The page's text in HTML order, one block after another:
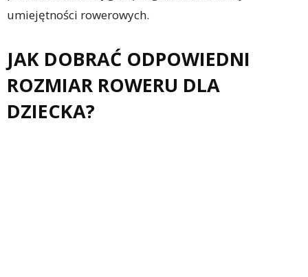
umiejętności rowerowych.
JAK DOBRAĆ ODPOWIEDNI
ROZMIAR ROWERU DLA
DZIECKA?